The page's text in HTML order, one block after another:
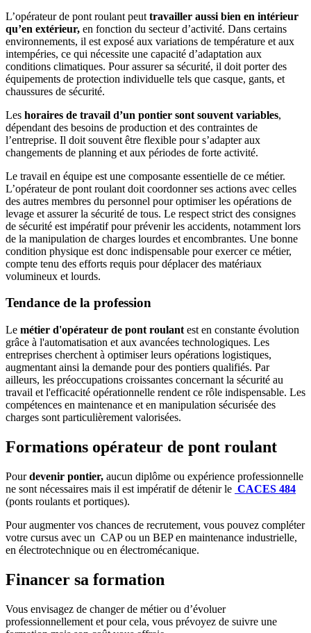
L’opérateur de pont roulant peut travailler aussi bien en intérieur
qu’en extérieur, en fonction du secteur d’activité. Dans certains
environnements, il est exposé aux variations de température et aux
intempéries, ce qui nécessite une capacité d’adaptation aux
conditions climatiques. Pour assurer sa sécurité, il doit porter des
équipements de protection individuelle tels que casque, gants, et
chaussures de sécurité.
Les horaires de travail d’un pontier sont souvent variables,
dépendant des besoins de production et des contraintes de
l’entreprise. Il doit souvent être flexible pour s’adapter aux
changements de planning et aux périodes de forte activité.
Le travail en équipe est une composante essentielle de ce métier.
L’opérateur de pont roulant doit coordonner ses actions avec celles
des autres membres du personnel pour optimiser les opérations de
levage et assurer la sécurité de tous. Le respect strict des consignes
de sécurité est impératif pour prévenir les accidents, notamment lors
de la manipulation de charges lourdes et encombrantes. Une bonne
condition physique est donc indispensable pour exercer ce métier,
compte tenu des efforts requis pour déplacer des matériaux
volumineux et lourds.
Tendance de la profession
Le métier d'opérateur de pont roulant est en constante évolution
grâce à l'automatisation et aux avancées technologiques. Les
entreprises cherchent à optimiser leurs opérations logistiques,
augmentant ainsi la demande pour des pontiers qualifiés. Par
ailleurs, les préoccupations croissantes concernant la sécurité au
travail et l'efficacité opérationnelle rendent ce rôle indispensable. Les
compétences en maintenance et en manipulation sécurisée des
charges sont particulièrement valorisées.
Formations opérateur de pont roulant
Pourdevenir pontier, aucun diplôme ou expérience professionnelle
ne sont nécessaires mais il est impératif de détenir le CACES 484
(ponts roulants et portiques).
Pour augmenter vos chances de recrutement, vous pouvez compléter
votre cursus avec un CAP ou un BEP en maintenance industrielle,
en électrotechnique ou en électromécanique.
Financer sa formation
Vous envisagez de changer de métier ou d’évoluer
professionnellement et pour cela, vous prévoyez de suivre une